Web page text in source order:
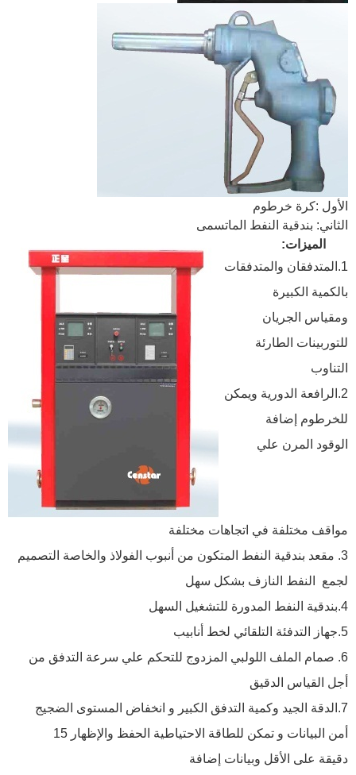
الأول :كرة خرطوم
الثاني: بندقية النفط الماتسمى
الميزات:
1.المتدفقان والمتدفقات
بالكمية الكبيرة
ومقياس الجريان
للتوربينات الطارئة
التناوب
2.الرافعة الدورية ويمكن
للخرطوم إضافة
الوقود المرن علي
مواقف مختلفة في اتجاهات مختلفة
3. مقعد بندقية النفط المتكون من أنبوب الفولاذ والخاصة التصميم
لجمع النفط النازف بشكل سهل
4.بندقية النفط المدورة للتشغيل السهل
5.جهاز التدفئة التلقائي لخط أنابيب
6. صمام الملف اللولبي المزدوج للتحكم علي سرعة التدفق من
أجل القياس الدقيق
7.الدقة الجيد وكمية التدفق الكبير و انخفاض المستوى الضجيج
أمن البيانات و تمكن للطاقة الاحتياطية الحفظ والإظهار 15
دقيقة على الأقل وبيانات إضافة